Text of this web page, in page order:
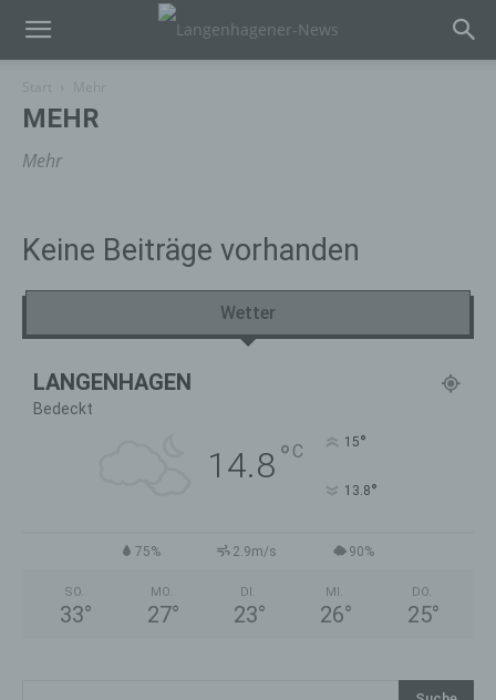
MEHR
Mehr
Keine Beiträge vorhanden
Wetter
LANGENHAGEN
Bedeckt
14.8° C 15°
13.8°
75% 2.9m/s 90%
SO.
33°
MO.
27°
DI.
23°
MI.
26°
DO.
25°